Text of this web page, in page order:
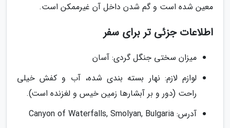
معین شده است و گم شدن داخل آن غیرممکن است.
اطلاعات جزئی تر برای سفر
میزان سختی جنگل گردی: آسان
لوازم لازم: نهار بسته بندی شده، آب و کفش خیلی
راحت (دور و بر آبشارها زمین خیس و لغزنده است).
آدرس: Canyon of Waterfalls, Smolyan, Bulgaria